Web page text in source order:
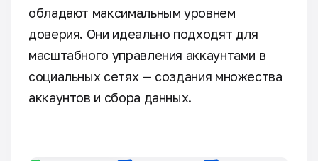
обладают максимальным уровнем
доверия. Они идеально подходят для
масштабного управления аккаунтами в
социальных сетях — создания множества
аккаунтов и сбора данных.